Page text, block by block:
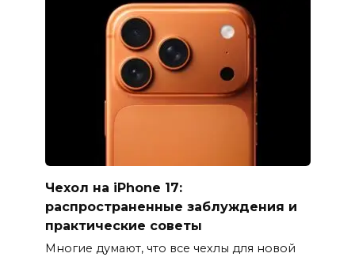
Чехол на iPhone 17:
распространенные заблуждения и
практические советы
Многие думают, что все чехлы для новой